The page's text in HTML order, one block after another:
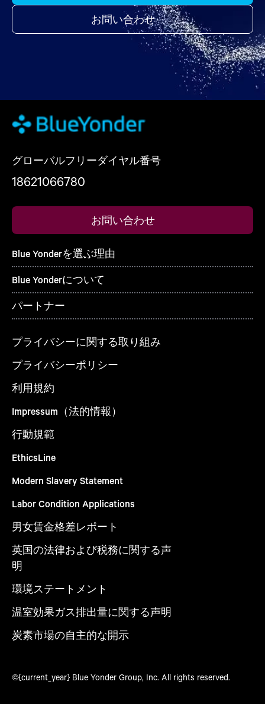
お問い合わせ
グローバルフリーダイヤル番号
18621066780
お問い合わせ
Blue Yonderを選ぶ理由
Blue Yonderについて
パートナー
プライバシーに関する取り組み
プライバシーポリシー
利用規約
Impressum（法的情報）
行動規範
EthicsLine
Modern Slavery Statement
Labor Condition Applications
男女賃金格差レポート
英国の法律および税務に関する声
明
環境ステートメント
温室効果ガス排出量に関する声明
炭素市場の自主的な開示
©{current_year} Blue Yonder Group, Inc. All rights reserved.